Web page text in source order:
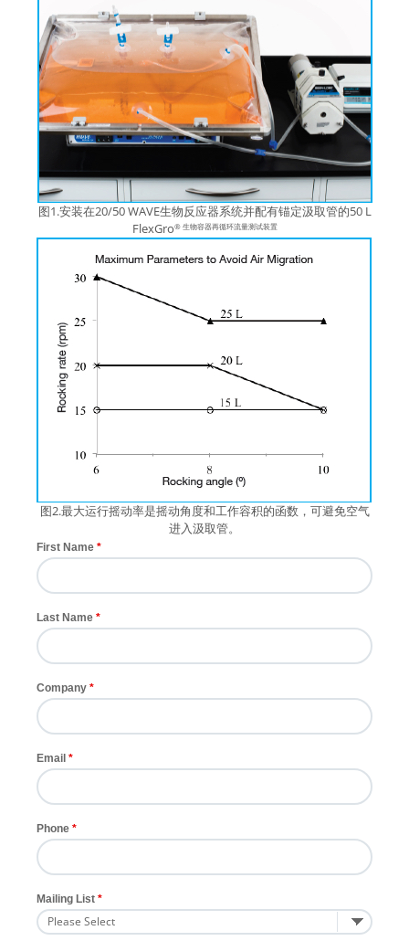
图1.安装在20/50 WAVE生物反应器系统并配有锚定汲取管的50 L
FlexGro® 生物容器再循环流量测试装置
图2.最大运行摇动率是摇动角度和工作容积的函数，可避免空气
进入汲取管。
First Name
Last Name
Company
Email
Phone
Mailing List